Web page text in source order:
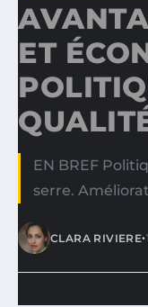
ET
EN BREF
serre.
CLARA RIVIERE•